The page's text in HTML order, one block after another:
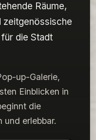
Räume,
zeitgenössische
die Stadt
up-Galerie,
Einblicken in
die
und erlebbar.